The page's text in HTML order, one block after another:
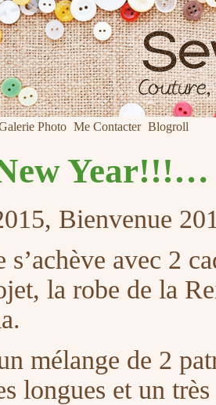
Photo Me Contacter Blogroll
Year!!!…
Bienvenue
s’achève avec 2
la robe de la
mélange de 2
longues et un